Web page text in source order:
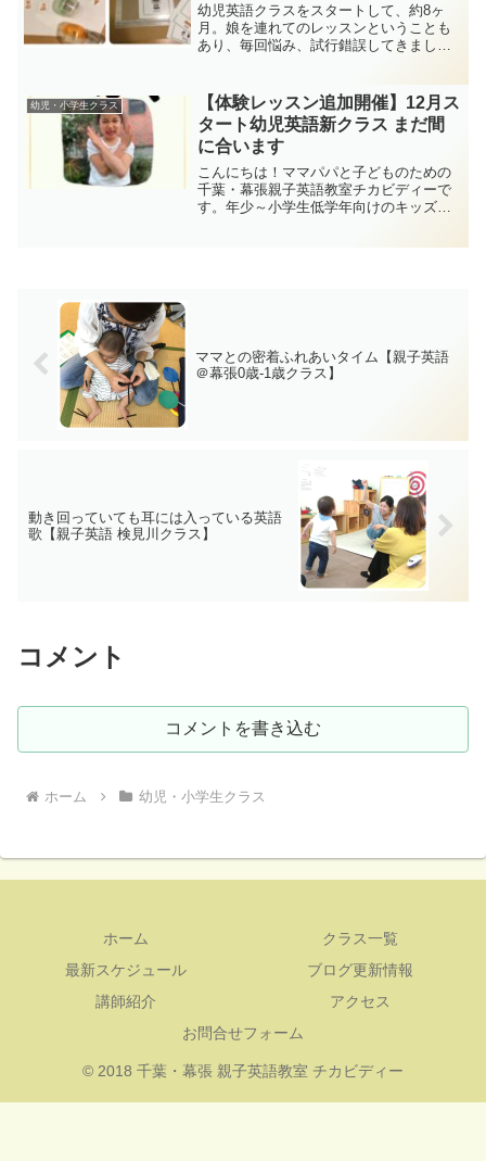
幼児英語クラスをスタートして、約8ヶ
月。娘を連れてのレッスンということも
あり、毎回悩み、試行錯誤してきまし
幼児・小学生クラス
【体験レッスン追加開催】12月ス
タート幼児英語新クラス まだ間
に合います
こんにちは！ママパパと子どものための
千葉・幕張親子英語教室チカビディーで
す。年少～小学生低学年向けのキッズク
ママとの密着ふれあいタイム【親子英語
＠幕張0歳-1歳クラス】
動き回っていても耳には入っている英語
歌【親子英語 検見川クラス】
コメント
コメントを書き込む
ホーム 幼児・小学生クラス
ホーム
クラス一覧
最新スケジュール
ブログ更新情報
講師紹介
アクセス
お問合せフォーム
© 2018 千葉・幕張 親子英語教室 チカビディー